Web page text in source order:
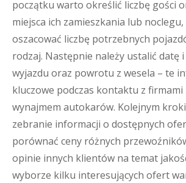
początku warto określić liczbę gości
miejsca ich zamieszkania lub
oszacować liczbę potrzebnych
rodzaj. Następnie należy ustalić datę
wyjazdu oraz powrotu z wesela – te
kluczowe podczas kontaktu z firmami
wynajmem autokarów. Kolejnym
zebranie informacji o dostępnych
porównać ceny różnych
opinie innych klientów na temat
wyborze kilku interesujących ofert